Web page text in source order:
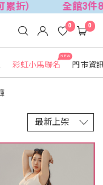
全館3件88折！🦄 滿
NEW
彩虹小馬聯名 門市資
0 0